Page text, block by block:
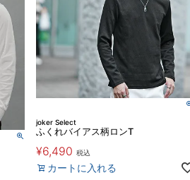
joker Select
ふくれバイアス柄ロンT
¥6,490 税込
カートに入れる